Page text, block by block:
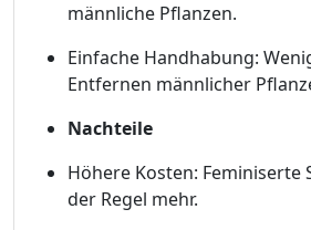
männliche Pflanzen.
Einfache Handhabung:
Entfernen männlicher
Nachteile
Höhere Kosten: Feminiserte
der Regel mehr.